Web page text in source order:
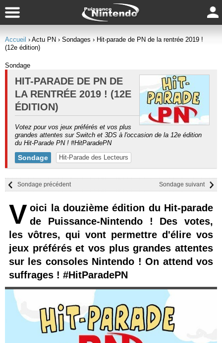
Accueil › Actu PN › Sondages › Hit-parade de PN de la rentrée 2019 !
(12e édition)
Sondage
HIT-PARADE DE PN DE
LA RENTRÉE 2019 ! (12E
ÉDITION)
Votez pour vos jeux préférés et vos plus
grandes attentes sur Switch et 3DS à l'occasion de la 12e édition
du Hit-Parade PN ! #HitParadePN
Sondage Hit-Parade des Lecteurs
Sondage suivant
Sondage précédent
V oici la douzième édition du Hit-parade
de Puissance-Nintendo ! Des votes,
les vôtres, qui vont permettre d'élire vos
jeux préférés et vos plus grandes attentes
sur les consoles Nintendo ! On attend vos
suffrages ! #HitParadePN